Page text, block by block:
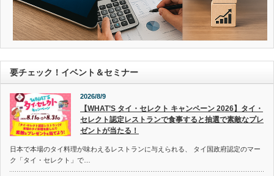
要チェック！イベント＆セミナー
2026/8/9
【WHAT’S タイ・セレクト キャンペーン 2026】タイ・
セレクト認定レストランで食事すると抽選で素敵なプレ
ゼントが当たる！
日本で本場のタイ料理が味わえるレストランに与えられる、 タイ国政府認定のマー
ク「タイ・セレクト」で…